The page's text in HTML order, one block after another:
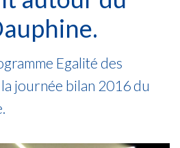
Egalité des
journée bilan 2016 du